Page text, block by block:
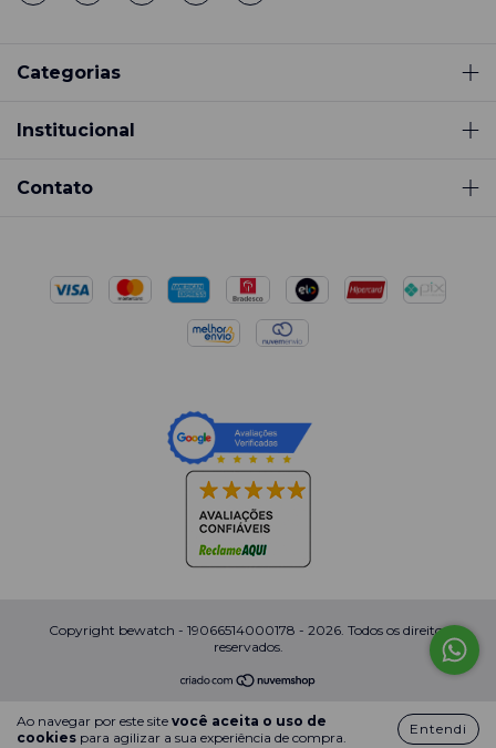
Ao navegar por este site você aceita o uso de
cookies para agilizar a sua experiência de compra.
Entendi
Categorias
Institucional
Contato
Copyright bewatch - 19066514000178 - 2026. Todos os direitos
reservados.